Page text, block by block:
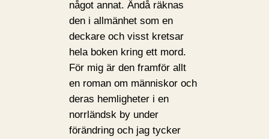
något annat. Ändå räknas
den i allmänhet som en
deckare och visst kretsar
hela boken kring ett mord.
För mig är den framför allt
en roman om människor och
deras hemligheter i en
norrländsk by under
förändring och jag tycker